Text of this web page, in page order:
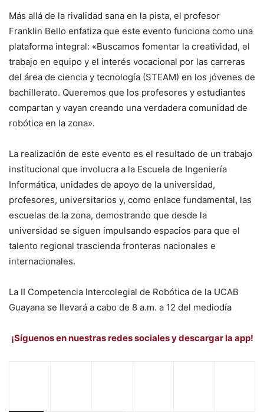
Más allá de la rivalidad sana en la pista, el profesor
Franklin Bello enfatiza que este evento funciona como una
plataforma integral: «Buscamos fomentar la creatividad, el
trabajo en equipo y el interés vocacional por las carreras
del área de ciencia y tecnología (STEAM) en los jóvenes de
bachillerato. Queremos que los profesores y estudiantes
compartan y vayan creando una verdadera comunidad de
robótica en la zona».
La realización de este evento es el resultado de un trabajo
institucional que involucra a la Escuela de Ingeniería
Informática, unidades de apoyo de la universidad,
profesores, universitarios y, como enlace fundamental, las
escuelas de la zona, demostrando que desde la
universidad se siguen impulsando espacios para que el
talento regional trascienda fronteras nacionales e
internacionales.
La II Competencia Intercolegial de Robótica de la UCAB
Guayana se llevará a cabo de 8 a.m. a 12 del mediodía
¡Síguenos en nuestras redes sociales y descargar la app!